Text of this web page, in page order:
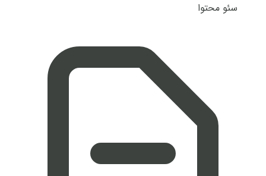
سئو محتوا